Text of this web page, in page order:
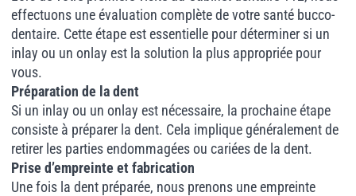
effectuons une évaluation complète de votre santé bucco-
dentaire. Cette étape est essentielle pour déterminer si un
inlay ou un onlay est la solution la plus appropriée pour
vous.
Préparation de la dent
Si un inlay ou un onlay est nécessaire, la prochaine étape
consiste à préparer la dent. Cela implique généralement de
retirer les parties endommagées ou cariées de la dent.
Prise d’empreinte et fabrication
Une fois la dent préparée, nous prenons une empreinte